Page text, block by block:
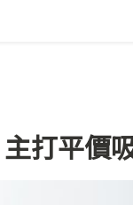
打平價